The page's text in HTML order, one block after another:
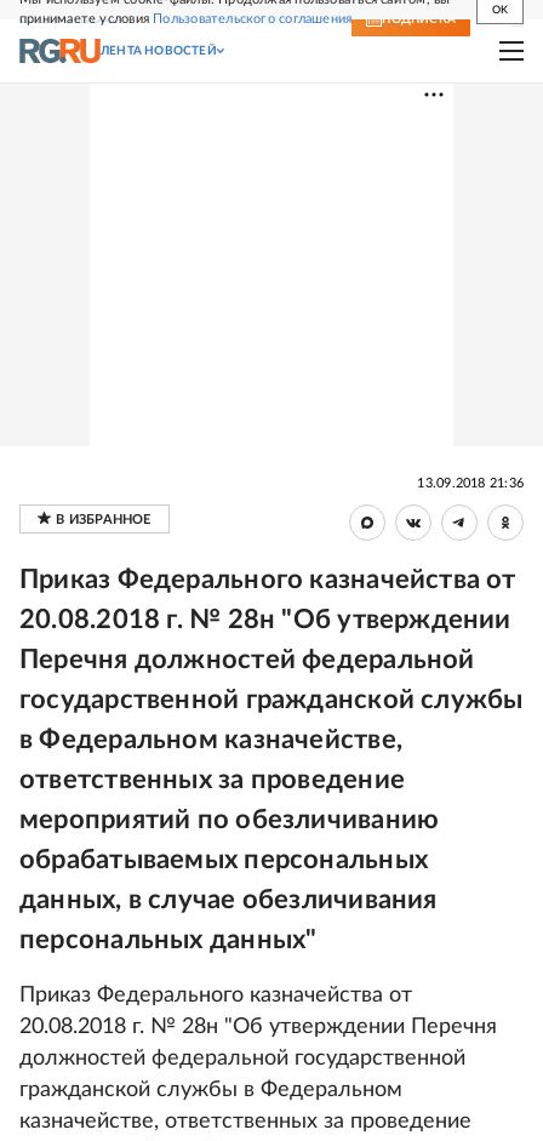
принимаете условия Пользовательского соглашения
OK
СВЕЖИЙ НОМЕР ПОДПИСКА
ЛЕНТА НОВОСТЕЙ
13.09.2018 21:36
Приказ Федерального казначейства от
20.08.2018 г. № 28н "Об утверждении
Перечня должностей федеральной
государственной гражданской службы
в Федеральном казначействе,
ответственных за проведение
мероприятий по обезличиванию
обрабатываемых персональных
данных, в случае обезличивания
персональных данных"
Приказ Федерального казначейства от
20.08.2018 г. № 28н "Об утверждении Перечня
должностей федеральной государственной
гражданской службы в Федеральном
казначействе, ответственных за проведение